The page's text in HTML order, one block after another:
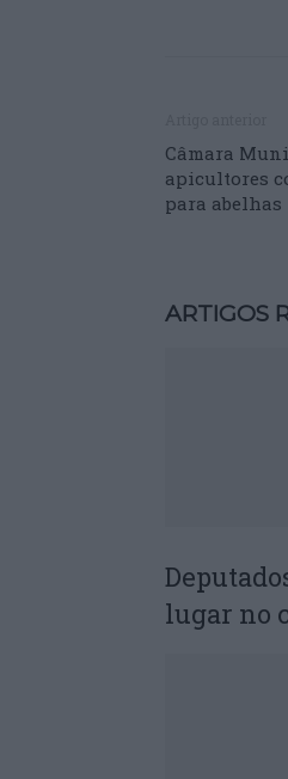
Câmara
apicultores
para abelhas
ARTIGOS
lugar no